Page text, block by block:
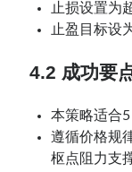
止损设置为
止盈目标设
4.2 成功要
本策略适合5
遵循价格规
枢点阻力支